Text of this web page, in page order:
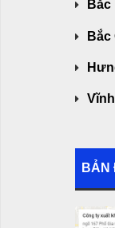
Bắc
Bắc
BẢN